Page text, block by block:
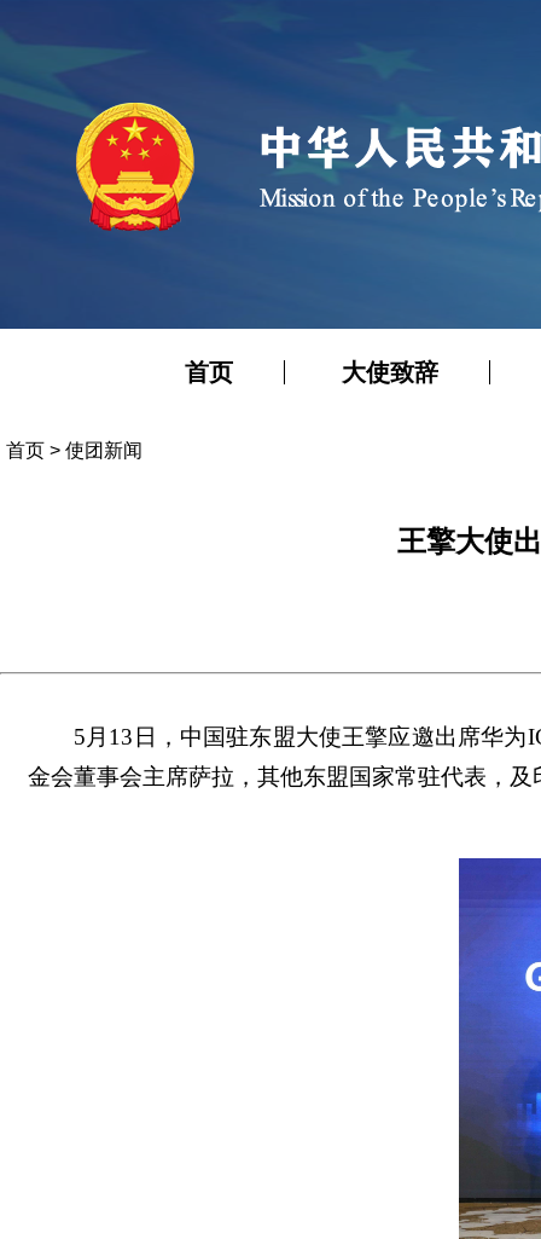
首页 大使致辞
首页 > 使团新闻
王擎大使
5 月 13 日 ，中国驻东盟大使王擎应邀出席华为
金会董事会主席萨拉，其他东盟国家常驻代表，